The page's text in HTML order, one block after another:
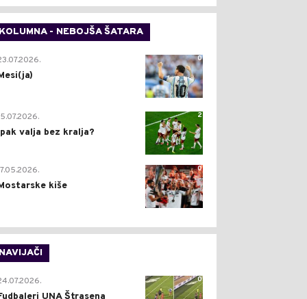
KOLUMNA - NEBOJŠA ŠATARA
0
2
valja bez kralja?
0
kiše
NAVIJAČI
0
UNA Štrasena